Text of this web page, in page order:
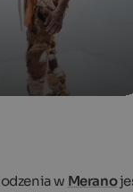
odzenia w Merano